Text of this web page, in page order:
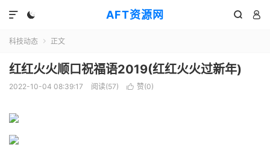
AFT资源网
  

科技动态  正文
红红火火顺口祝福语2019(红红火火过新年)
2022-10-04 08:39:17 阅读(57)  赞(0)